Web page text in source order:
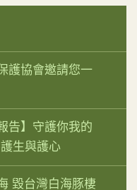
護協會邀請您一
告】守護你我的
生與護心
毀台灣白海豚棲